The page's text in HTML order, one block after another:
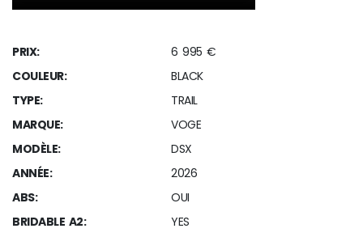
PRIX:
6 995 €
COULEUR:
BLACK
TYPE:
TRAIL
MARQUE:
VOGE
MODÈLE:
DSX
ANNÉE:
2026
ABS:
OUI
BRIDABLE A2:
YES